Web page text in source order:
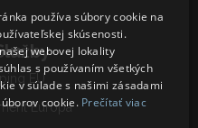
EU
Európa
používa súbory cookie na
skúsenosti.
webovej lokality
s používaním všetkých
v súlade s našimi zásadami
cookie. Prečítať viac